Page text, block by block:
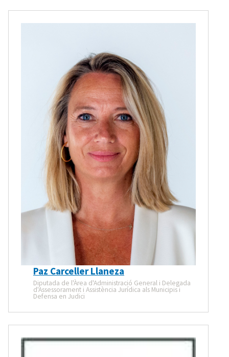
Paz Carceller Llaneza
Diputada de l'Àrea d'Administració General i Delegada
d'Assessorament i Assistència Jurídica als Municipis i
Defensa en Judici